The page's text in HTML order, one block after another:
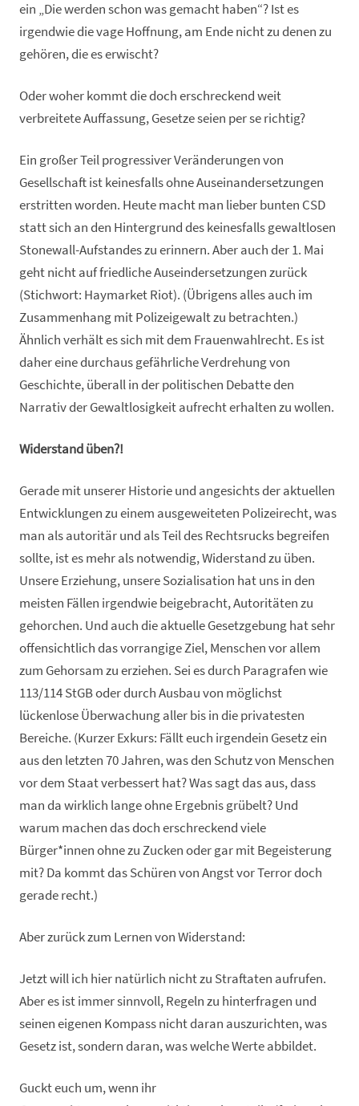
ein „Die werden schon was gemacht haben“? Ist es
irgendwie die vage Hoffnung, am Ende nicht zu denen zu
gehören, die es erwischt?
Oder woher kommt die doch erschreckend weit
verbreitete Auffassung, Gesetze seien per se richtig?
Ein großer Teil progressiver Veränderungen von
Gesellschaft ist keinesfalls ohne Auseinandersetzungen
erstritten worden. Heute macht man lieber bunten CSD
statt sich an den Hintergrund des keinesfalls gewaltlosen
Stonewall-Aufstandes zu erinnern. Aber auch der 1. Mai
geht nicht auf friedliche Auseindersetzungen zurück
(Stichwort: Haymarket Riot). (Übrigens alles auch im
Zusammenhang mit Polizeigewalt zu betrachten.)
Ähnlich verhält es sich mit dem Frauenwahlrecht. Es ist
daher eine durchaus gefährliche Verdrehung von
Geschichte, überall in der politischen Debatte den
Narrativ der Gewaltlosigkeit aufrecht erhalten zu wollen.
Widerstand üben?!
Gerade mit unserer Historie und angesichts der aktuellen
Entwicklungen zu einem ausgeweiteten Polizeirecht, was
man als autoritär und als Teil des Rechtsrucks begreifen
sollte, ist es mehr als notwendig, Widerstand zu üben.
Unsere Erziehung, unsere Sozialisation hat uns in den
meisten Fällen irgendwie beigebracht, Autoritäten zu
gehorchen. Und auch die aktuelle Gesetzgebung hat sehr
offensichtlich das vorrangige Ziel, Menschen vor allem
zum Gehorsam zu erziehen. Sei es durch Paragrafen wie
113/114 StGB oder durch Ausbau von möglichst
lückenlose Überwachung aller bis in die privatesten
Bereiche. (Kurzer Exkurs: Fällt euch irgendein Gesetz ein
aus den letzten 70 Jahren, was den Schutz von Menschen
vor dem Staat verbessert hat? Was sagt das aus, dass
man da wirklich lange ohne Ergebnis grübelt? Und
warum machen das doch erschreckend viele
Bürger*innen ohne zu Zucken oder gar mit Begeisterung
mit? Da kommt das Schüren von Angst vor Terror doch
gerade recht.)
Aber zurück zum Lernen von Widerstand:
Jetzt will ich hier natürlich nicht zu Straftaten aufrufen.
Aber es ist immer sinnvoll, Regeln zu hinterfragen und
seinen eigenen Kompass nicht daran auszurichten, was
Gesetz ist, sondern daran, was welche Werte abbildet.
Guckt euch um, wenn ihr